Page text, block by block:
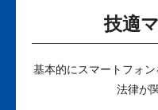
技適
基本的にスマートフォ
法律が